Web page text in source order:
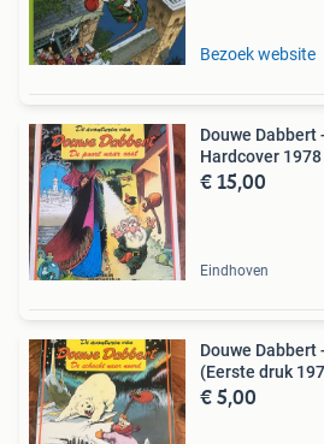
Bezoek website
Douwe Dabbert
Hardcover 1978
€ 15,00
Eindhoven
Douwe Dabbert
(Eerste druk
€ 5,00